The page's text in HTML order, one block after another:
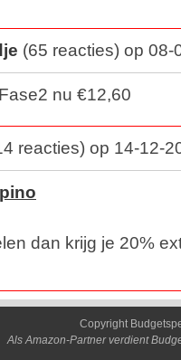
(65 reacties) op 08-
nu €12,60
reacties) op 14-12-
dan krijg je 20%
Copyright
Als Amazon-Partner verdient